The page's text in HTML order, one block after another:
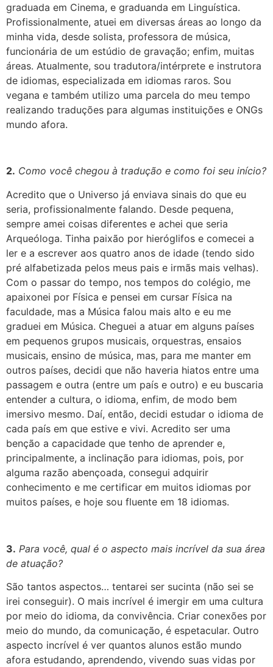
graduada em Cinema, e graduanda em Linguística.
Profissionalmente, atuei em diversas áreas ao longo da
minha vida, desde solista, professora de música,
funcionária de um estúdio de gravação; enfim, muitas
áreas. Atualmente, sou tradutora/intérprete e instrutora
de idiomas, especializada em idiomas raros. Sou
vegana e também utilizo uma parcela do meu tempo
realizando traduções para algumas instituições e ONGs
mundo afora.
2. Como você chegou à tradução e como foi seu início?
Acredito que o Universo já enviava sinais do que eu
seria, profissionalmente falando. Desde pequena,
sempre amei coisas diferentes e achei que seria
Arqueóloga. Tinha paixão por hieróglifos e comecei a
ler e a escrever aos quatro anos de idade (tendo sido
pré alfabetizada pelos meus pais e irmãs mais velhas).
Com o passar do tempo, nos tempos do colégio, me
apaixonei por Física e pensei em cursar Física na
faculdade, mas a Música falou mais alto e eu me
graduei em Música. Cheguei a atuar em alguns países
em pequenos grupos musicais, orquestras, ensaios
musicais, ensino de música, mas, para me manter em
outros países, decidi que não haveria hiatos entre uma
passagem e outra (entre um país e outro) e eu buscaria
entender a cultura, o idioma, enfim, de modo bem
imersivo mesmo. Daí, então, decidi estudar o idioma de
cada país em que estive e vivi. Acredito ser uma
benção a capacidade que tenho de aprender e,
principalmente, a inclinação para idiomas, pois, por
alguma razão abençoada, consegui adquirir
conhecimento e me certificar em muitos idiomas por
muitos países, e hoje sou fluente em 18 idiomas.
3. Para você, qual é o aspecto mais incrível da sua área
de atuação?
São tantos aspectos… tentarei ser sucinta (não sei se
irei conseguir). O mais incrível é imergir em uma cultura
por meio do idioma, da convivência. Criar conexões por
meio do mundo, da comunicação, é espetacular. Outro
aspecto incrível é ver quantos alunos estão mundo
afora estudando, aprendendo, vivendo suas vidas por